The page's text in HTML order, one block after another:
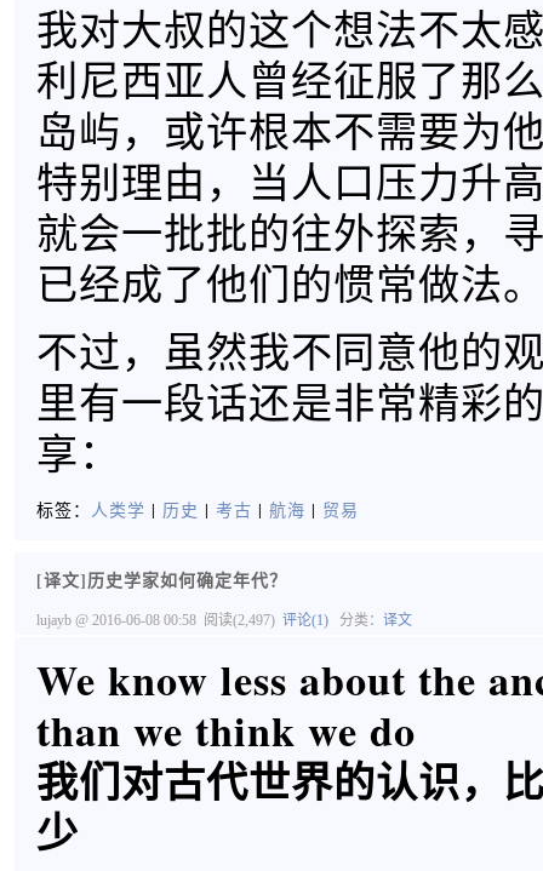
我对大叔的这个想法不太
利尼西亚人曾经征服了那
岛屿，或许根本不需要为
特别理由，当人口压力升
就会一批批的往外探索，
已经成了他们的惯常做法
不过，虽然我不同意他的
里有一段话还是非常精彩
享：
标签： 人类学 | 历史 | 考古 | 航海 | 贸易
[译文]历史学家如何确定年代？
lujayb @ 2016-06-08 00:58 阅读(2,497) 评论(1) 分类： 译文
We know less about the
than we think we do
我们对古代世界的认识，
少